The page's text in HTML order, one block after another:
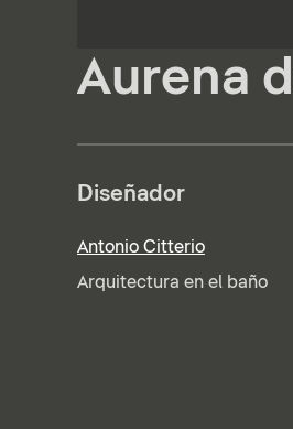
Aurena
Diseñador
Antonio Citterio
Arquitectura en el baño